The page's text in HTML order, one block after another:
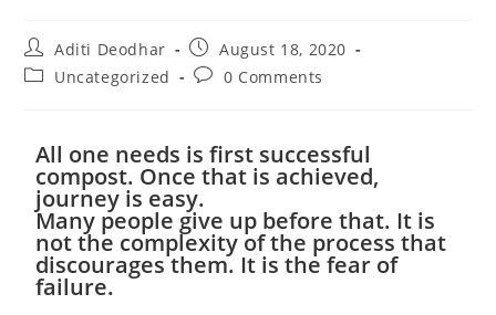
Aditi Deodhar
August 18, 2020
Uncategorized
0 Comments
All one needs is first successful
compost. Once that is achieved,
journey is easy.
Many people give up before that. It is
not the complexity of the process that
discourages them. It is the fear of
failure.